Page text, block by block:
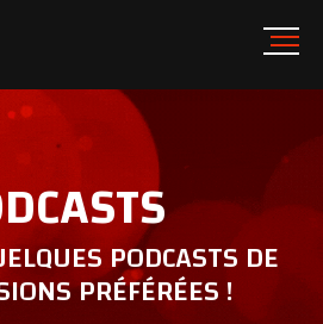
PODCASTS DE
PRÉFÉRÉES !